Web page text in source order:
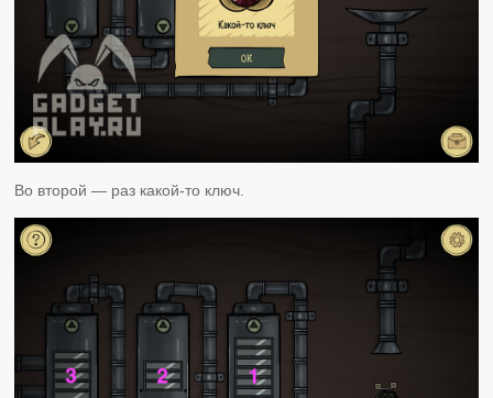
Во второй — раз какой-то ключ.